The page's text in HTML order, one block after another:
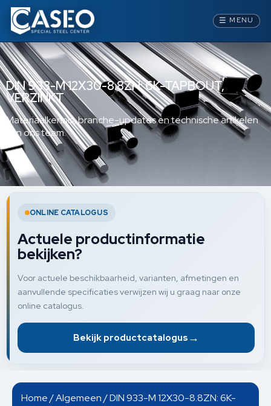
☰ MENU
DIN 933-M 12X30-8.8ZN: 6K-TAPBOUT,
VERZINKT
Materiaalkennis, branche-updates en technische artikelen
van ons team.
ONLINE CATALOGUS
Actuele productinformatie
bekijken?
Voor actuele beschikbaarheid, varianten, afmetingen en
aanvullende specificaties verwijzen wij u graag naar onze
online catalogus.
Bekijk productcatalogus →
Home/Algemeen/ DIN 933-M 12X30-8.8ZN: 6K-